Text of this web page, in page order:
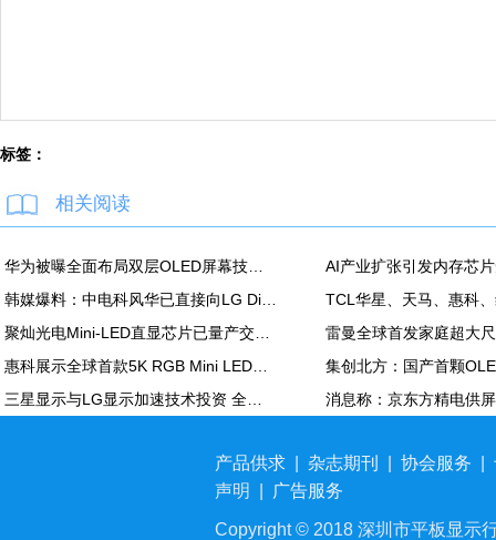
标签：
相关阅读
产品供求 杂志期刊 协会服务
声明
广告服务
Copyright © 2018 深圳市平板显示